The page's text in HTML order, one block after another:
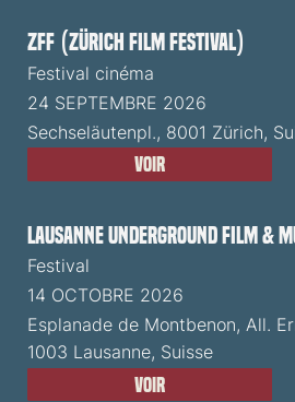
ZFF (Zürich Film Festival)
Festival cinéma
24 SEPTEMBRE 2026
Sechseläutenpl., 8001 Zürich,
Voir
Lausanne Underground Film &
Festival
14 OCTOBRE 2026
Esplanade de Montbenon, All.
1003 Lausanne, Suisse
Voir